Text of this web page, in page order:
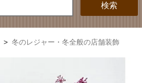
検索
> 冬のレジャー・冬全般の店舗装飾